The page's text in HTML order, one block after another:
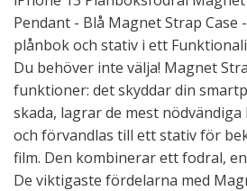
Pendant - Blå Magnet Strap Case
plånbok och stativ i ett
Du behöver inte välja! Magnet
funktioner: det skyddar din
skada, lagrar de mest
och förvandlas till ett stativ för
film. Den kombinerar ett fodral,
De viktigaste fördelarna med